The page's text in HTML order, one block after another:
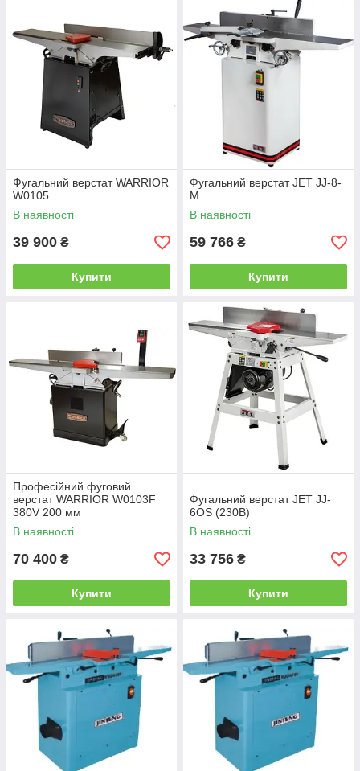
Фугальний верстат WARRIOR
W0105
В наявності
39 900 ₴
Купити
Фугальний верстат JET JJ-8-
M
В наявності
59 766 ₴
Купити
Професійний фуговий
верстат WARRIOR W0103F
380V 200 мм
В наявності
70 400 ₴
Купити
Фугальний верстат JET JJ-
6OS (230В)
В наявності
33 756 ₴
Купити